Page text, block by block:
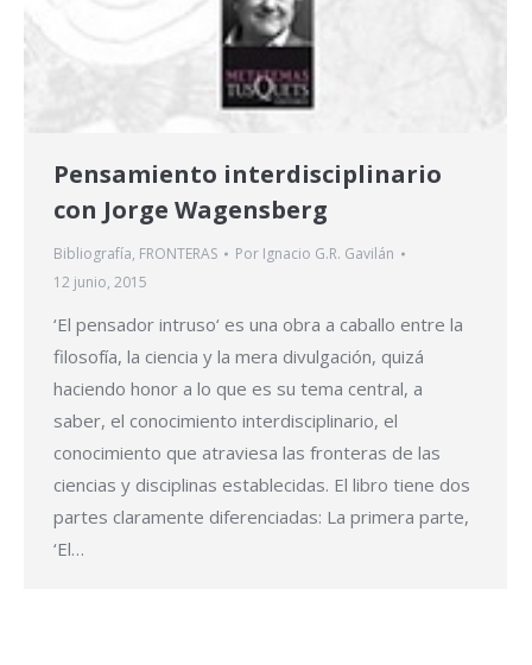
Pensamiento interdisciplinario
con Jorge Wagensberg
Bibliografía, FRONTERAS Por Ignacio G.R. Gavilán
12 junio, 2015
‘El pensador intruso‘ es una obra a caballo entre la
filosofía, la ciencia y la mera divulgación, quizá
haciendo honor a lo que es su tema central, a
saber, el conocimiento interdisciplinario, el
conocimiento que atraviesa las fronteras de las
ciencias y disciplinas establecidas. El libro tiene dos
partes claramente diferenciadas: La primera parte,
‘El…